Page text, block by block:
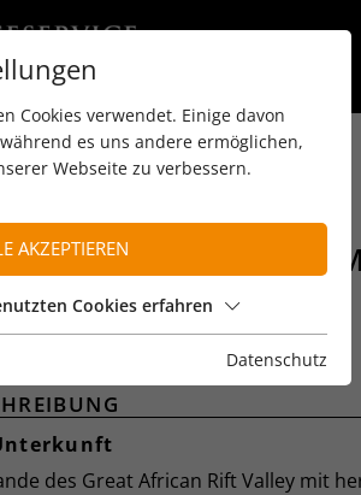
MANYARA
des Great African Rift Valley mit
Cookies verwendet. Einige davon
es uns andere ermöglichen,
Webseite zu verbessern.
AKZEPTIEREN
Cookies erfahren
Datenschutz